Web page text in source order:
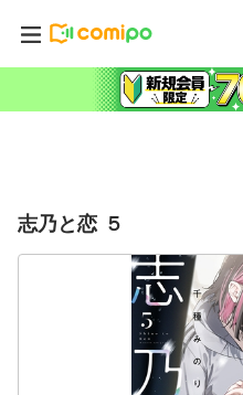
志乃と恋 ５